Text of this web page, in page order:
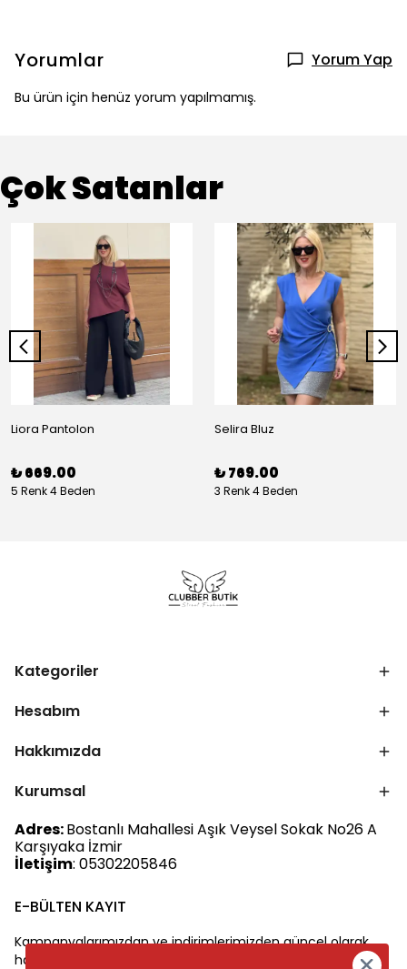
Yorumlar Yorum Yap
Bu ürün için henüz yorum yapılmamış.
Çok Satanlar
Liora Pantolon
₺ 669.00
5 Renk 4 Beden
Selira Bluz
₺ 769.00
3 Renk 4 Beden
Kategoriler
Hesabım
Hakkımızda
Kurumsal
Adres:Bostanlı Mahallesi Aşık Veysel Sokak No26 A
Karşıyaka İzmir
İletişim: 05302205846
E-BÜLTEN KAYIT
Kampanyalarımızdan ve indirimlerimizden güncel olarak
haberdar olun.